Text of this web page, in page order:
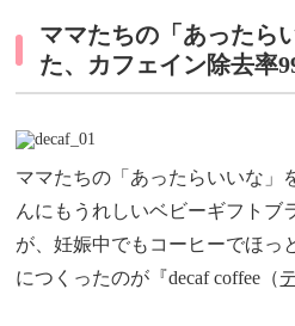
ママたちの「あったら
た、カフェイン除去率
ママたちの「あったらいいな」
んにもうれしいベビーギフトブ
が、妊娠中でもコーヒーでほっ
につくったのが『decaf coffee（